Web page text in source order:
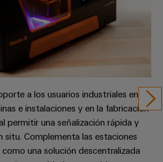
a los usuarios industriales en la
e instalaciones y en la fabricación
permitir una señalización rápida y
situ. Complementa las estaciones
una solución descentralizada